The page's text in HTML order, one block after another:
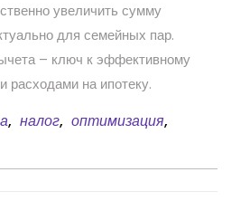
увеличить сумму
для семейных пар.
– ключ к эффективному
на ипотеку.
, налог, оптимизация,